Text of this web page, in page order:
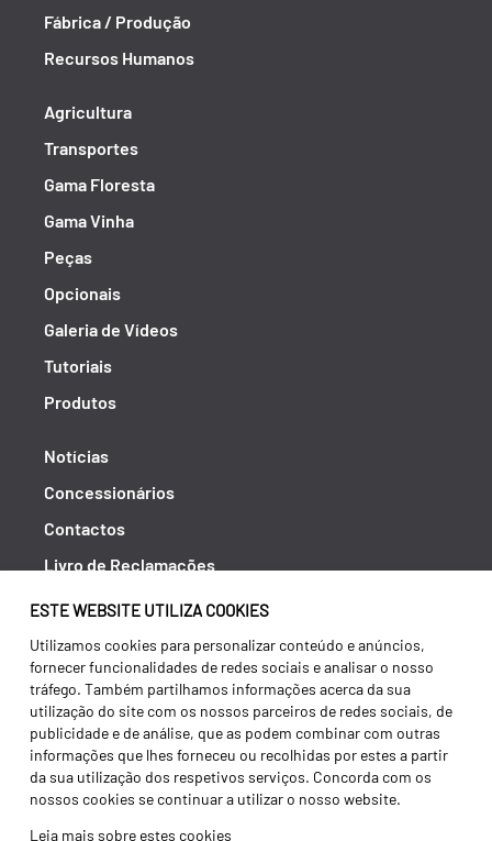
ESTE WEBSITE UTILIZA COOKIES
Utilizamos cookies para personalizar conteúdo e anúncios,
fornecer funcionalidades de redes sociais e analisar o nosso
tráfego. Também partilhamos informações acerca da sua
utilização do site com os nossos parceiros de redes sociais, de
publicidade e de análise, que as podem combinar com outras
informações que lhes forneceu ou recolhidas por estes a partir
da sua utilização dos respetivos serviços. Concorda com os
nossos cookies se continuar a utilizar o nosso website.
Leia mais sobre estes cookies
Fábrica / Produção
Recursos Humanos
Agricultura
Transportes
Gama Floresta
Gama Vinha
Peças
Opcionais
Galeria de Vídeos
Tutoriais
Produtos
Notícias
Concessionários
Contactos
Livro de Reclamações
Política de Privacidade
Canal de Denúncias (RGPC)
Termos e condições